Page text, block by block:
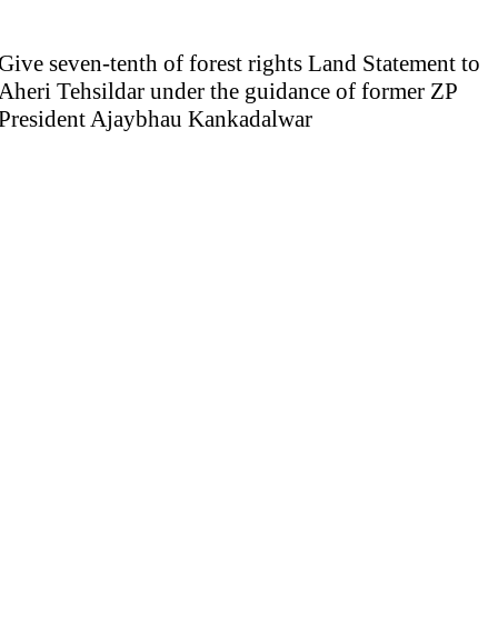
seven-tenth of forest rights Land Statement to
Tehsildar under the guidance of former ZP
Ajaybhau Kankadalwar